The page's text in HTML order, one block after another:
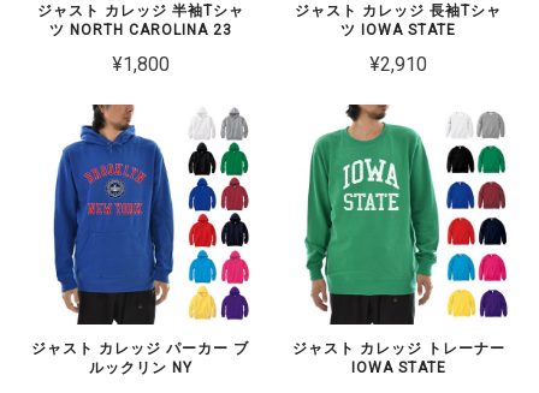
ジャスト カレッジ 半袖Tシャ
ツ NORTH CAROLINA 23
¥1,800
ジャスト カレッジ 長袖Tシャ
ツ IOWA STATE
¥2,910
ジャスト カレッジ パーカー ブ
ルックリン NY
ジャスト カレッジ トレーナー
IOWA STATE